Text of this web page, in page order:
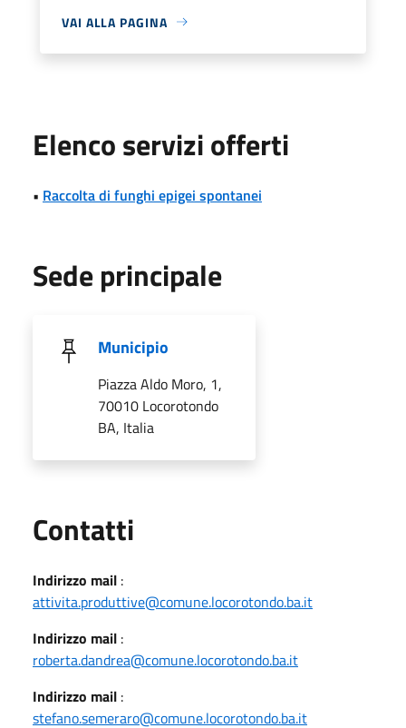
VAI ALLA PAGINA
Elenco servizi offerti
• Raccolta di funghi epigei spontanei
Sede principale
Municipio
Piazza Aldo Moro, 1,
70010 Locorotondo
BA, Italia
Contatti
Indirizzo mail :
attivita.produttive@comune.locorotondo.ba.it
Indirizzo mail :
roberta.dandrea@comune.locorotondo.ba.it
Indirizzo mail :
stefano.semeraro@comune.locorotondo.ba.it